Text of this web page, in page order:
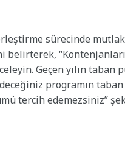
sürecinde
belirterek,
Geçen yılın taban
programın taban
tercih edemezsiniz”